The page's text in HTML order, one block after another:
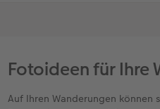
Fotoideen für Ihre
Auf Ihren Wanderungen können